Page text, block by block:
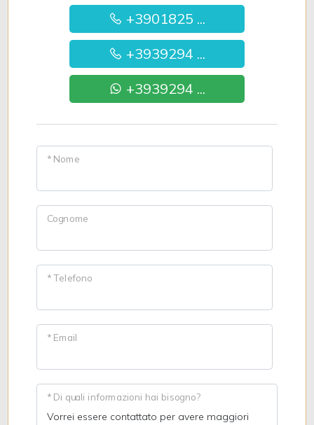
+3901825 ...
+3939294 ...
+3939294 ...
* Nome
Cognome
* Telefono
* Email
* Di quali informazioni hai bisogno?